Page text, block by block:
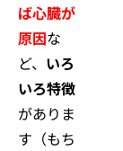
ば心臓が
原因な
ど、 いろ
いろ特徴
がありま
す（もち